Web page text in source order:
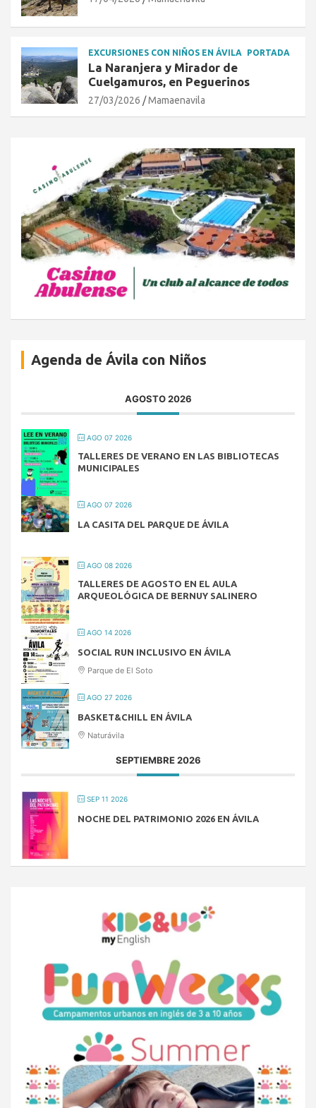
EXCURSIONES CON NIÑOS EN ÁVILA PORTADA
La Naranjera y Mirador de
Cuelgamuros, en Peguerinos
27/03/2026 Mamaenavila
Agenda de Ávila con Niños
AGOSTO 2026
AGO 07 2026
TALLERES DE VERANO EN LAS BIBLIOTECAS
MUNICIPALES
AGO 07 2026
LA CASITA DEL PARQUE DE ÁVILA
AGO 08 2026
TALLERES DE AGOSTO EN EL AULA
ARQUEOLÓGICA DE BERNUY SALINERO
AGO 14 2026
SOCIAL RUN INCLUSIVO EN ÁVILA
Parque de El Soto
AGO 27 2026
BASKET&CHILL EN ÁVILA
Naturávila
SEPTIEMBRE 2026
SEP 11 2026
NOCHE DEL PATRIMONIO 2026 EN ÁVILA